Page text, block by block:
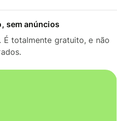
sem anúncios
É totalmente gratuito, e não